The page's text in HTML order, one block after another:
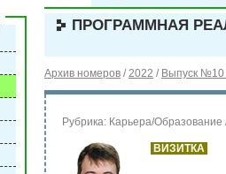
ПРОГРАММНАЯ
Архив номеров / 2022 / Выпуск №10
Рубрика: Карьера/
ВИЗИТКА